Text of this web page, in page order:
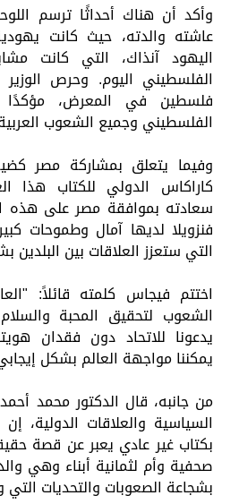
وأكد أن هناك أحداثًا ترسم
عاشته والدته، حيث كانت
اليهود آنذاك، التي كانت
الفلسطيني اليوم. وحرص
فلسطين في المعرض،
الفلسطيني وجميع الشعوب
وفيما يتعلق بمشاركة
كاراكاس الدولي للكتاب هذا
سعادته بموافقة مصر على هذه
فنزويلا لديها آمال وطموحات
التي ستعزز العلاقات بين البلدين
اختتم فيجاس كلمته قائلاً:
الشعوب لتحقيق المحبة والسلام
يدعونا للاتحاد دون فقدان
يمكننا مواجهة العالم بشكل
من جانبه، قال الدكتور محمد
السياسية والعلاقات الدولية،
بكتاب غير عادي يعبر عن قصة
صحفية وأم لثمانية أبناء وهي
بشجاعة الصعوبات والتحديات